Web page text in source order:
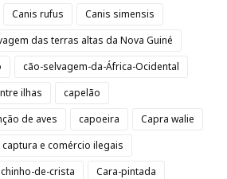
Canis rufus
Canis simensis
das terras altas da Nova Guiné
cão-selvagem-da-África-Ocidental
ilhas
capelão
de aves
capoeira
Capra walie
captura e comércio ilegais
de-crista
Cara-pintada